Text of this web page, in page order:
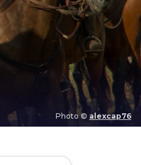
Photo © alexcap76